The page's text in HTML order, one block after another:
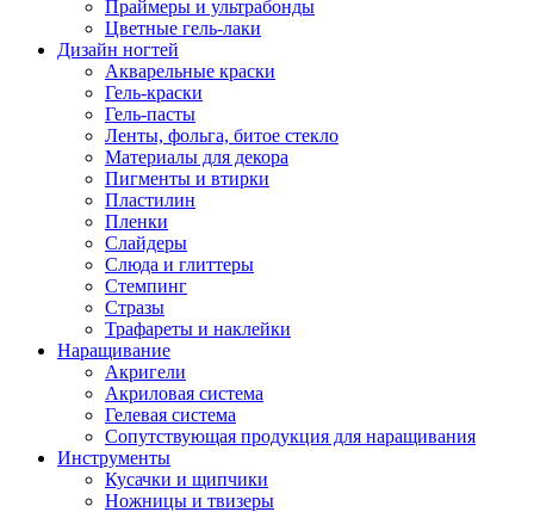
Праймеры и ультрабонды
Цветные гель-лаки
Дизайн ногтей
Акварельные краски
Гель-краски
Гель-пасты
Ленты, фольга, битое стекло
Материалы для декора
Пигменты и втирки
Пластилин
Пленки
Слайдеры
Слюда и глиттеры
Стемпинг
Стразы
Трафареты и наклейки
Наращивание
Акригели
Акриловая система
Гелевая система
Сопутствующая продукция для наращивания
Инструменты
Кусачки и щипчики
Ножницы и твизеры